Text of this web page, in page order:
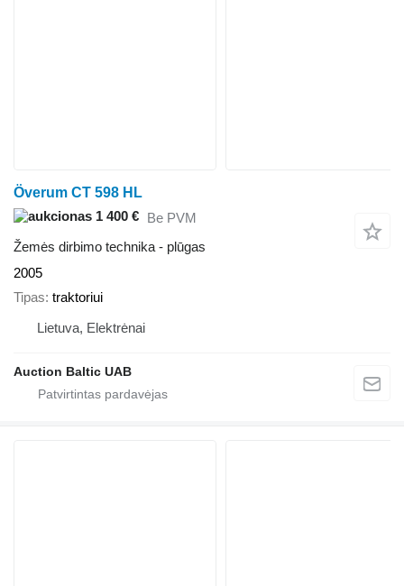
Överum CT 598 HL
1 400 € Be PVM
Žemės dirbimo technika - plūgas
2005
Tipas traktoriui
Lietuva, Elektrėnai
Auction Baltic UAB